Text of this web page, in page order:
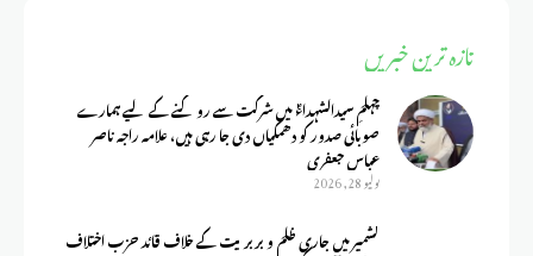
تازہ ترین خبریں
چہلمِ سیدالشہداءؑ میں شرکت سے روکنے کے لیے ہمارے
صوبائی صدور کو دھمکیاں دی جا رہی ہیں، علامہ راجہ ناصر
عباس جعفری
يوليو 28, 2026
کشمیر میں جاری ظلم و بربریت کے خلاف قائد حزب اختلاف